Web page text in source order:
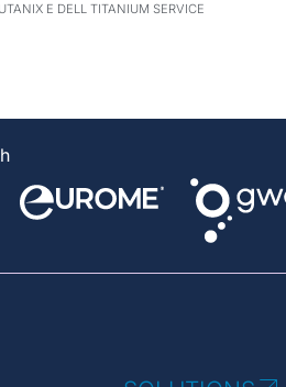
E DELL TITANIUM SERVICE